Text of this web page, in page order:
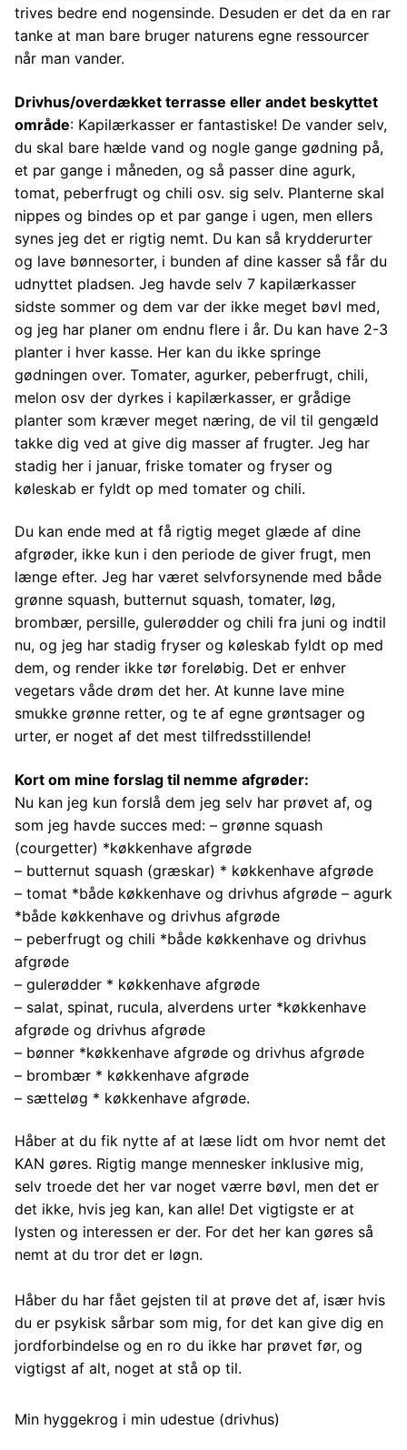
trives bedre end nogensinde. Desuden er det da en rar
tanke at man bare bruger naturens egne ressourcer
når man vander.
Drivhus/overdækket terrasse eller andet beskyttet
område: Kapilærkasser er fantastiske! De vander selv,
du skal bare hælde vand og nogle gange gødning på,
et par gange i måneden, og så passer dine agurk,
tomat, peberfrugt og chili osv. sig selv. Planterne skal
nippes og bindes op et par gange i ugen, men ellers
synes jeg det er rigtig nemt. Du kan så krydderurter
og lave bønnesorter, i bunden af dine kasser så får du
udnyttet pladsen. Jeg havde selv 7 kapilærkasser
sidste sommer og dem var der ikke meget bøvl med,
og jeg har planer om endnu flere i år. Du kan have 2-3
planter i hver kasse. Her kan du ikke springe
gødningen over. Tomater, agurker, peberfrugt, chili,
melon osv der dyrkes i kapilærkasser, er grådige
planter som kræver meget næring, de vil til gengæld
takke dig ved at give dig masser af frugter. Jeg har
stadig her i januar, friske tomater og fryser og
køleskab er fyldt op med tomater og chili.
Du kan ende med at få rigtig meget glæde af dine
afgrøder, ikke kun i den periode de giver frugt, men
længe efter. Jeg har været selvforsynende med både
grønne squash, butternut squash, tomater, løg,
brombær, persille, gulerødder og chili fra juni og indtil
nu, og jeg har stadig fryser og køleskab fyldt op med
dem, og render ikke tør foreløbig. Det er enhver
vegetars våde drøm det her. At kunne lave mine
smukke grønne retter, og te af egne grøntsager og
urter, er noget af det mest tilfredsstillende!
Kort om mine forslag til nemme afgrøder:
Nu kan jeg kun forslå dem jeg selv har prøvet af, og
som jeg havde succes med: – grønne squash
(courgetter) *køkkenhave afgrøde
– butternut squash (græskar) * køkkenhave afgrøde
– tomat *både køkkenhave og drivhus afgrøde – agurk
*både køkkenhave og drivhus afgrøde
– peberfrugt og chili *både køkkenhave og drivhus
afgrøde
– gulerødder * køkkenhave afgrøde
– salat, spinat, rucula, alverdens urter *køkkenhave
afgrøde og drivhus afgrøde
– bønner *køkkenhave afgrøde og drivhus afgrøde
– brombær * køkkenhave afgrøde
– sætteløg * køkkenhave afgrøde.
Håber at du fik nytte af at læse lidt om hvor nemt det
KAN gøres. Rigtig mange mennesker inklusive mig,
selv troede det her var noget værre bøvl, men det er
det ikke, hvis jeg kan, kan alle! Det vigtigste er at
lysten og interessen er der. For det her kan gøres så
nemt at du tror det er løgn.
Håber du har fået gejsten til at prøve det af, især hvis
du er psykisk sårbar som mig, for det kan give dig en
jordforbindelse og en ro du ikke har prøvet før, og
vigtigst af alt, noget at stå op til.
Min hyggekrog i min udestue (drivhus)